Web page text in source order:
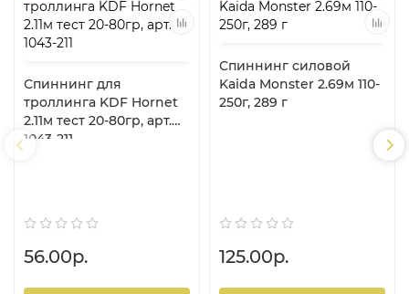
Спиннинг для
троллинга KDF Hornet
2.11м тест 20-80гр, арт.
1043-211
56.00р.
Спиннинг силовой
Kaida Monster 2.69м 110-
250г, 289 г
125.00р.